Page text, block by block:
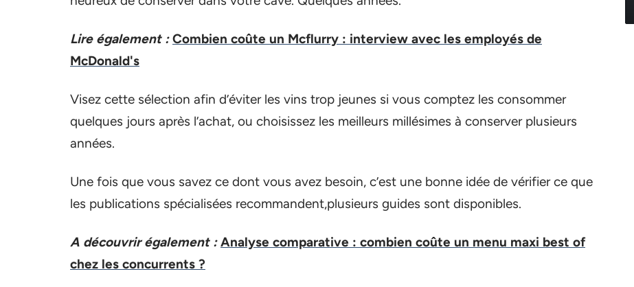
Lire également : Combien coûte un Mcflurry : interview avec les employés de
McDonald's
Visez cette sélection afin d’éviter les vins trop jeunes si vous comptez les consommer
quelques jours après l’achat, ou choisissez les meilleurs millésimes à conserver plusieurs
années.
Une fois que vous savez ce dont vous avez besoin, c’est une bonne idée de vérifier ce que
les publications spécialisées recommandent,plusieurs guides sont disponibles.
A découvrir également : Analyse comparative : combien coûte un menu maxi best of
chez les concurrents ?